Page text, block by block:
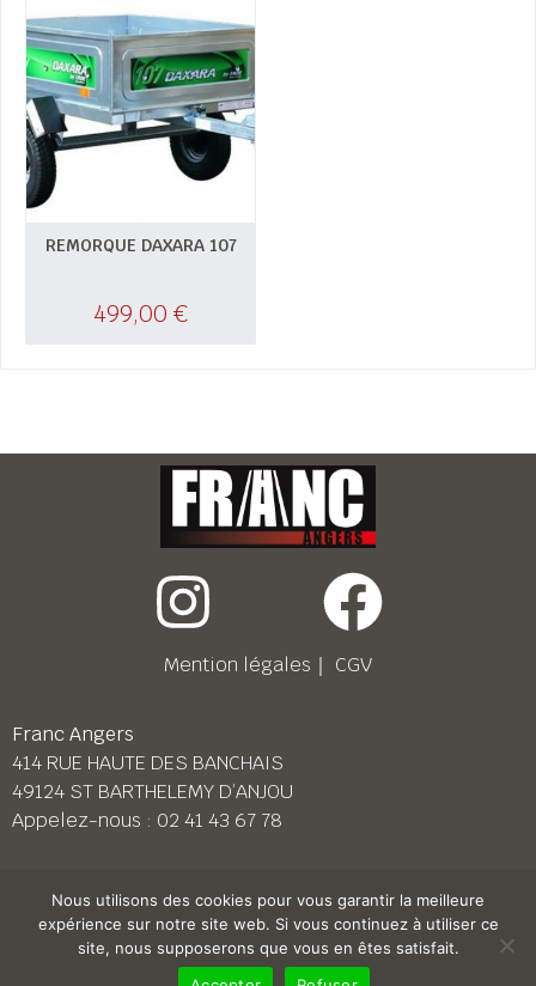
REMORQUE DAXARA 107
499,00 €
Mention légales ｜ CGV
Franc Angers
414 RUE HAUTE DES BANCHAIS
49124 ST BARTHELEMY D’ANJOU
Appelez-nous : 02 41 43 67 78
Franc Le Mans
158 BD PIERRE LEFAUCHEUX
72230 ARNAGE
02 43 87 38 08
Nous utilisons des cookies pour vous garantir la meilleure
expérience sur notre site web. Si vous continuez à utiliser ce
site, nous supposerons que vous en êtes satisfait.